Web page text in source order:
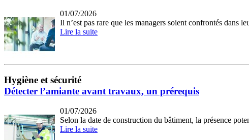
01/07/2026
Il n’est pas rare que les managers soient confrontés dans
Lire la suite
Hygiène et sécurité
Détecter l’amiante avant travaux, un prérequis
01/07/2026
Selon la date de construction du bâtiment, la présence
Lire la suite